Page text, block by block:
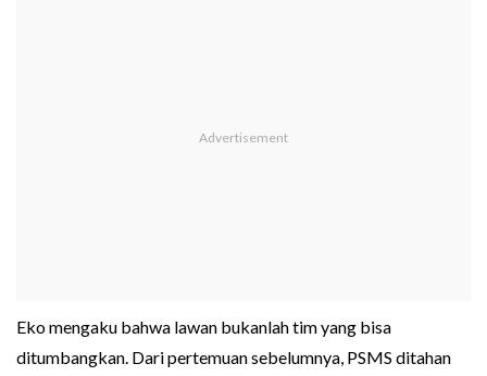
Eko mengaku bahwa lawan bukanlah tim yang bisa
ditumbangkan. Dari pertemuan sebelumnya, PSMS ditahan